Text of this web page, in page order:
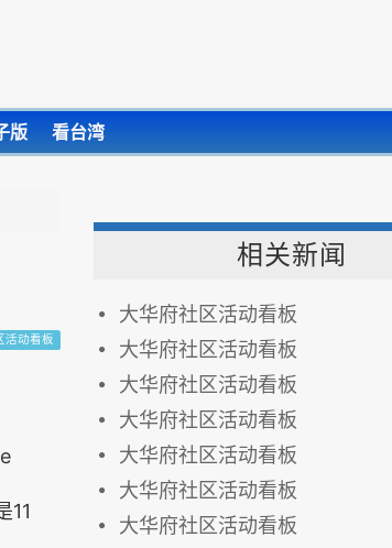
版 看台湾
活动看板
11
相关新闻
大华府社区活动看板
大华府社区活动看板
大华府社区活动看板
大华府社区活动看板
大华府社区活动看板
大华府社区活动看板
大华府社区活动看板